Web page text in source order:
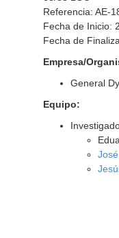
Referencia: AE-
Fecha de Inicio:
Fecha de
Empresa/
General
Equipo: